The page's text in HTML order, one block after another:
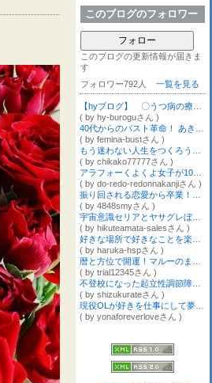
このブログのフォロワー
フォロー
このブログの更新情報が届きま
す
フォロワー792人
一覧を見る
( by hy-buroguさん )
( by femina-bustさん )
( by chikako77777さん )
( by do-redo-redonnakanjiさん )
( by 4848smyさん )
宇宙意識セリアとヤサグレぼっちの銀河カフェ
( by hikuteamata-salesさん )
( by haruka-hspさん )
( by trial12345さん )
( by shizukurateさん )
( by yonaforeverloveさん )